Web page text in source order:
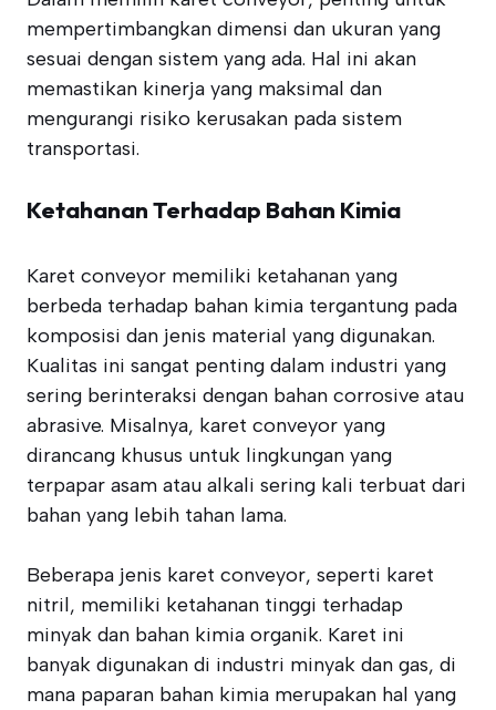
mempertimbangkan dimensi dan ukuran yang
sesuai dengan sistem yang ada. Hal ini akan
memastikan kinerja yang maksimal dan
mengurangi risiko kerusakan pada sistem
transportasi.
Ketahanan Terhadap Bahan Kimia
Karet conveyor memiliki ketahanan yang
berbeda terhadap bahan kimia tergantung pada
komposisi dan jenis material yang digunakan.
Kualitas ini sangat penting dalam industri yang
sering berinteraksi dengan bahan corrosive atau
abrasive. Misalnya, karet conveyor yang
dirancang khusus untuk lingkungan yang
terpapar asam atau alkali sering kali terbuat dari
bahan yang lebih tahan lama.
Beberapa jenis karet conveyor, seperti karet
nitril, memiliki ketahanan tinggi terhadap
minyak dan bahan kimia organik. Karet ini
banyak digunakan di industri minyak dan gas, di
mana paparan bahan kimia merupakan hal yang